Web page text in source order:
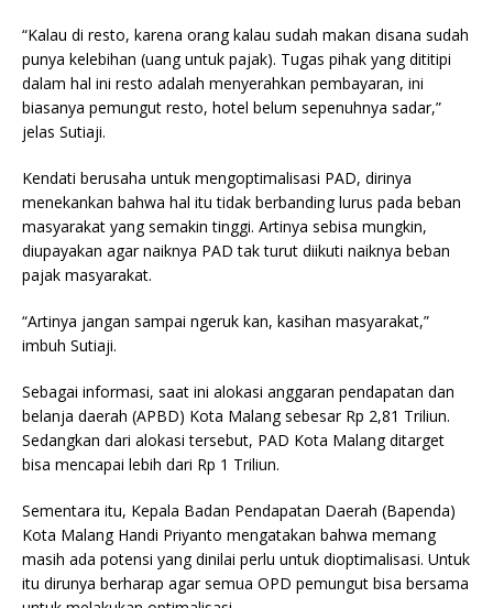
“Kalau di resto, karena orang kalau sudah makan disana sudah
punya kelebihan (uang untuk pajak). Tugas pihak yang dititipi
dalam hal ini resto adalah menyerahkan pembayaran, ini
biasanya pemungut resto, hotel belum sepenuhnya sadar,”
jelas Sutiaji.
Kendati berusaha untuk mengoptimalisasi PAD, dirinya
menekankan bahwa hal itu tidak berbanding lurus pada beban
masyarakat yang semakin tinggi. Artinya sebisa mungkin,
diupayakan agar naiknya PAD tak turut diikuti naiknya beban
pajak masyarakat.
“Artinya jangan sampai ngeruk kan, kasihan masyarakat,”
imbuh Sutiaji.
Sebagai informasi, saat ini alokasi anggaran pendapatan dan
belanja daerah (APBD) Kota Malang sebesar Rp 2,81 Triliun.
Sedangkan dari alokasi tersebut, PAD Kota Malang ditarget
bisa mencapai lebih dari Rp 1 Triliun.
Sementara itu, Kepala Badan Pendapatan Daerah (Bapenda)
Kota Malang Handi Priyanto mengatakan bahwa memang
masih ada potensi yang dinilai perlu untuk dioptimalisasi. Untuk
itu dirunya berharap agar semua OPD pemungut bisa bersama